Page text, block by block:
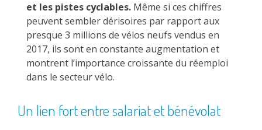
et les pistes cyclables. Même si ces chiffres
peuvent sembler dérisoires par rapport aux
presque 3 millions de vélos neufs vendus en
2017, ils sont en constante augmentation et
montrent l’importance croissante du réemploi
dans le secteur vélo.
Un lien fort entre salariat et bénévolat